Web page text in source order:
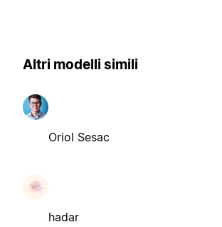
Altri modelli simili
Oriol Sesac
hadar